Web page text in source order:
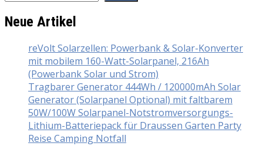
Neue Artikel
reVolt Solarzellen: Powerbank & Solar-Konverter
mit mobilem 160-Watt-Solarpanel, 216Ah
(Powerbank Solar und Strom)
Tragbarer Generator 444Wh / 120000mAh Solar
Generator (Solarpanel Optional) mit faltbarem
50W/100W Solarpanel-Notstromversorgungs-
Lithium-Batteriepack für Draussen Garten Party
Reise Camping Notfall